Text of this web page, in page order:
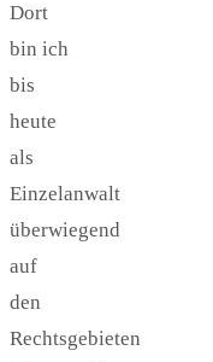
Dort
bin ich
bis
heute
als
Einzelanwalt
überwiegend
auf
den
Rechtsgebieten